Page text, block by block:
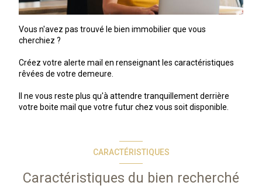
Vous n'avez pas trouvé le bien immobilier que vous
cherchiez ?
Créez votre alerte mail en renseignant les caractéristiques
rêvées de votre demeure.
Il ne vous reste plus qu'à attendre tranquillement derrière
votre boite mail que votre futur chez vous soit disponible.
CARACTÉRISTIQUES
Caractéristiques du bien recherché